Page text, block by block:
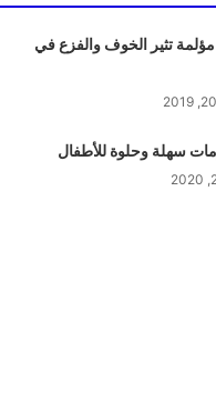
تثير الخوف والفزع في